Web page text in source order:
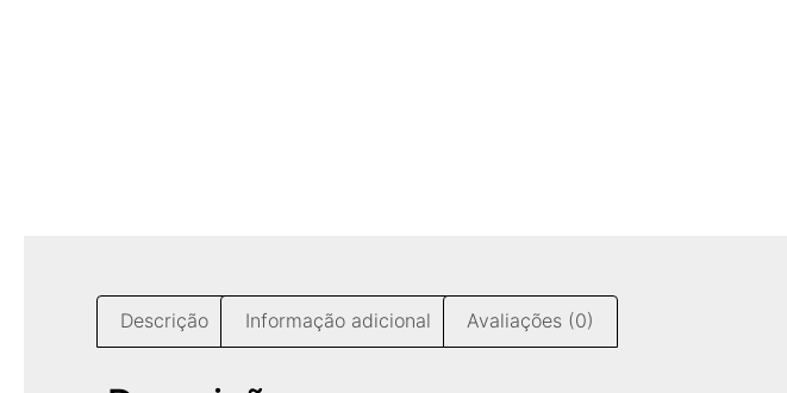
Descrição Informação adicional Avaliações (0)